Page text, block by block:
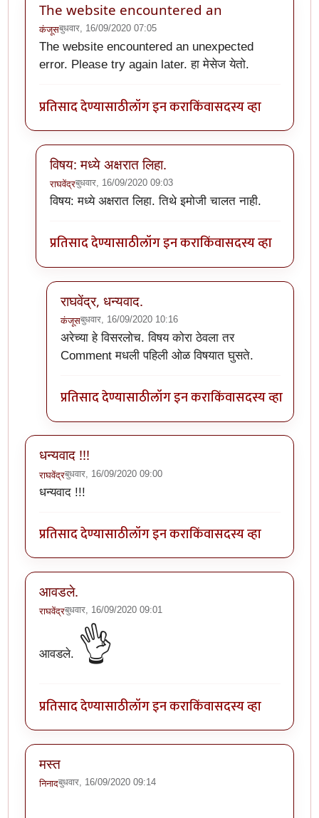
The website encountered an
कंजूसबुधवार, 16/09/2020 07:05
The website encountered an unexpected
error. Please try again later. हा मेसेज येतो.
प्रतिसाद देण्यासाठीलॉग इन कराकिंवासदस्य व्हा
विषय: मध्ये अक्षरात लिहा.
राघवेंद्रबुधवार, 16/09/2020 09:03
In reply toThe website encountered anby
विषय: मध्ये अक्षरात लिहा. तिथे इमोजी चालत नाही.
प्रतिसाद देण्यासाठीलॉग इन कराकिंवासदस्य व्हा
राघवेंद्र, धन्यवाद.
कंजूसबुधवार, 16/09/2020 10:16
In reply toविषय: मध्ये अक्षरात लिहा.by
अरेच्या हे विसरलोच. विषय कोरा ठेवला तर
Comment मधली पहिली ओळ विषयात घुसते.
प्रतिसाद देण्यासाठीलॉग इन कराकिंवासदस्य व्हा
धन्यवाद !!!
राघवेंद्रबुधवार, 16/09/2020 09:00
धन्यवाद !!!
प्रतिसाद देण्यासाठीलॉग इन कराकिंवासदस्य व्हा
आवडले.
राघवेंद्रबुधवार, 16/09/2020 09:01
आवडले. 👌
प्रतिसाद देण्यासाठीलॉग इन कराकिंवासदस्य व्हा
मस्त
निनादबुधवार, 16/09/2020 09:14